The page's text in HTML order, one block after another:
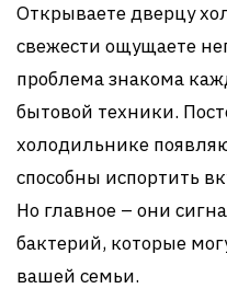
Открываете дверцу
свежести ощущаете
проблема знакома
бытовой техники.
холодильнике
способны испортить
Но главное – они
бактерий, которые
вашей семьи.